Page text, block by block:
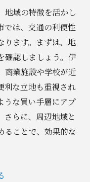
地域の特徴を活かし
では、交通の利便性
ります。まずは、地
確認しましょう。伊
商業施設や学校が近
利な立地も重視され
うな買い手層にアプ
さらに、周辺地域と
ることで、効果的な